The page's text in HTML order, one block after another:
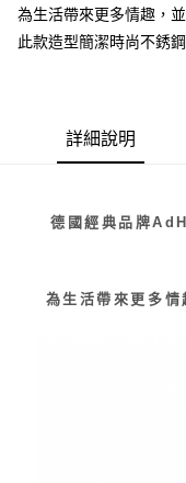
4.訂單成立30分鐘內，如
消。如遇「轉專審核」未
法說明評估內容。
2.透過簡訊連結打開帳單
帳／街口支付／iPASS
用戶於交易時，得透過本
買賣價金債權讓與本公司
資料（包含姓名、電話或
由本公司與您本人進行分
１．簡單：不需註冊會員
２．便利：只要手機號碼
結帳頁面，進行簡訊認證
２．訂單成立數日內，您
※ 請注意：結帳手續完成
是否繳費成功／繳費後需
１．透過由恩沛科技股份
易，需依本服務之必要範
２．關於個人資料處理事
３．未成年的使用者請事
運送方式
付款後7-11取貨
每筆NT$70，滿
請自備購物袋，若需購
為生活帶來更多情趣，
此款造型簡潔時尚不銹
詳細說明
德國經典品牌
為生活帶來更多情